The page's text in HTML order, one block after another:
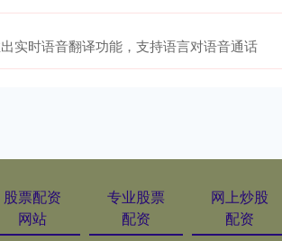
实时语音翻译功能，支持语言对语音通话
股票配资
网站
专业股票
配资
网上炒股
配资